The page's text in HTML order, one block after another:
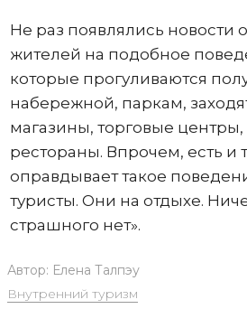
Не раз появлялись новости
жителей на подобное
которые прогуливаются
набережной, паркам,
магазины, торговые центры,
рестораны. Впрочем, есть и
оправдывает такое
туристы. Они на отдыхе.
страшного нет».
Автор: Елена Талпэу
Внутренний туризм